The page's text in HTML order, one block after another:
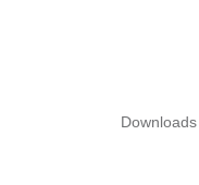
Downloads